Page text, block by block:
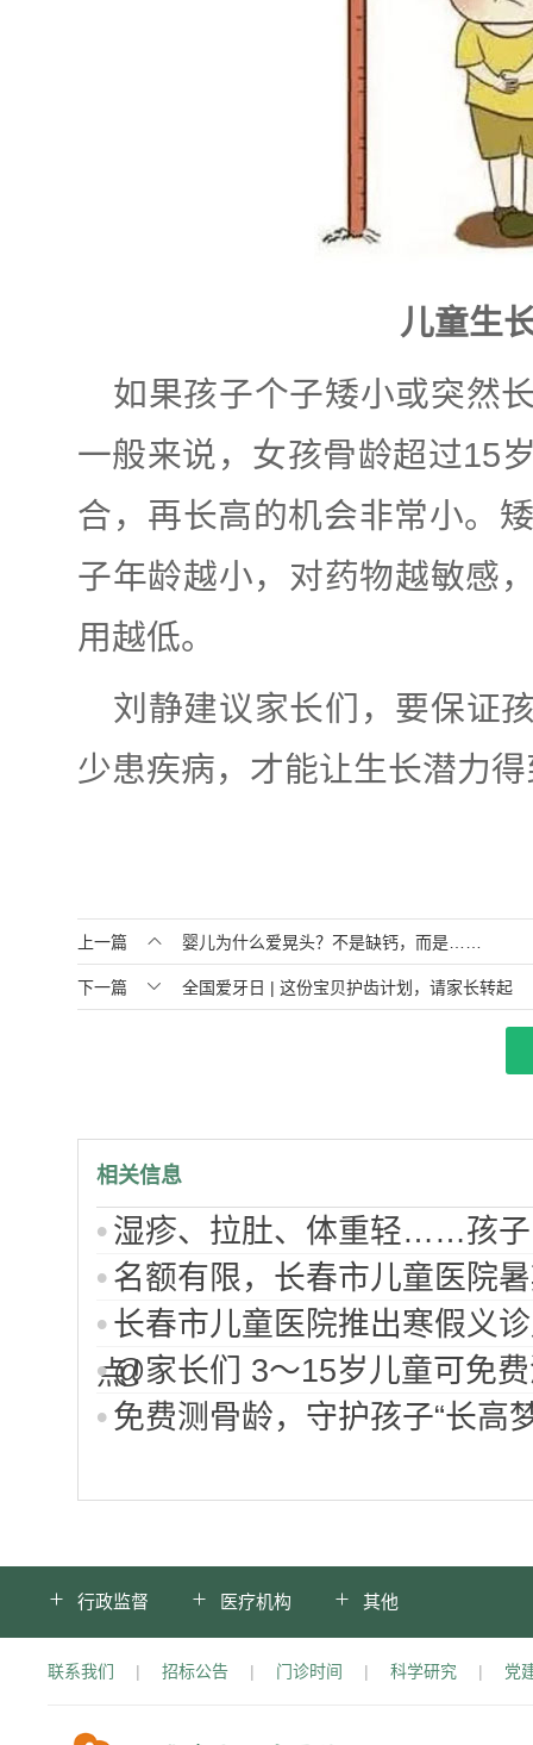
儿童生
如果孩子个子矮小或突然
一般来说，女孩骨龄超过15
合，再长高的机会非常小。
子年龄越小，对药物越敏感
用越低。
刘静建议家长们，要保证
少患疾病，才能让生长潜力
上一篇  婴儿为什么爱晃头？不是缺钙，而是……
下一篇  全国爱牙日 | 这份宝贝护齿计划，请家长转起
相关信息
湿疹、拉肚、体重轻……孩子
名额有限，长春市儿童医院
长春市儿童医院推出寒假义
点！
@家长们 3～15岁儿童可免
免费测骨龄，守护孩子“长高
行政监督 医疗机构 其他
联系我们 | 招标公告 | 门诊时间 | 科学研究 | 党